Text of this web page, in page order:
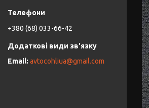
+380 (68) 033-66-42
avtocohliua@gmail.com